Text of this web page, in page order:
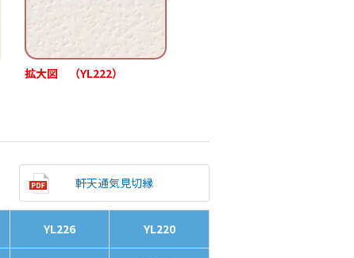
拡大図 （YL222）
軒天通気見切縁
YL226 YL220